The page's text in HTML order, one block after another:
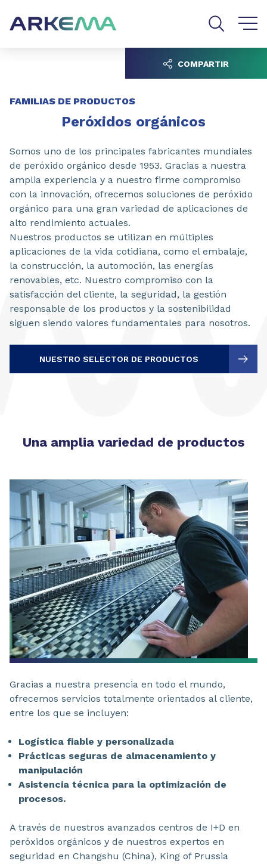
FAMILIAS DE PRODUCTOS
Peróxidos orgánicos
Somos uno de los principales fabricantes mundiales
de peróxido orgánico desde 1953. Gracias a nuestra
amplia experiencia y a nuestro firme compromiso
con la innovación, ofrecemos soluciones de peróxido
orgánico para una gran variedad de aplicaciones de
alto rendimiento actuales.
Nuestros productos se utilizan en múltiples
aplicaciones de la vida cotidiana, como el embalaje,
la construcción, la automoción, las energías
renovables, etc. Nuestro compromiso con la
satisfacción del cliente, la seguridad, la gestión
responsable de los productos y la sostenibilidad
siguen siendo valores fundamentales para nosotros.
NUESTRO SELECTOR DE PRODUCTOS
COMPARTIR
Una amplia variedad de productos
Gracias a nuestra presencia en todo el mundo,
ofrecemos servicios totalmente orientados al cliente,
entre los que se incluyen:
Logística fiable y personalizada
Prácticas seguras de almacenamiento y
manipulación
Asistencia técnica para la optimización de
procesos.
A través de nuestros avanzados centros de I+D en
peróxidos orgánicos y de nuestros expertos en
seguridad en Changshu (China), King of Prussia